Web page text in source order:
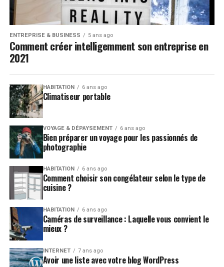
ENTREPRISE & BUSINESS 5 ans ago
Comment créer intelligemment son entreprise en
2021
HABITATION 6 ans ago
Climatiseur portable
VOYAGE & DÉPAYSEMENT 6 ans ago
Bien préparer un voyage pour les passionnés de
photographie
HABITATION 6 ans ago
Comment choisir son congélateur selon le type de
cuisine ?
HABITATION 6 ans ago
Caméras de surveillance : Laquelle vous convient le
mieux ?
INTERNET 7 ans ago
Avoir une liste avec votre blog WordPress